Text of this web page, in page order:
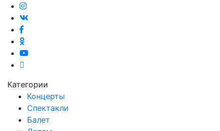
Категории
Концерты
Спектакли
Балет